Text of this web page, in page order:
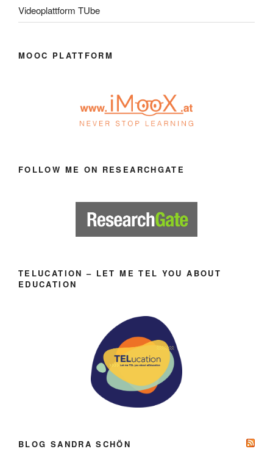
Videoplattform TUbe
MOOC PLATTFORM
FOLLOW ME ON RESEARCHGATE
TELUCATION – LET ME TEL YOU ABOUT
EDUCATION
BLOG SANDRA SCHÖN